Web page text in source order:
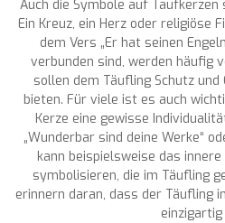
Auch die Symbole auf
Ein Kreuz, ein Herz oder religiöse
dem Vers „Er hat seinen
verbunden sind, werden häufig
sollen dem Täufling Schutz und
bieten. Für viele ist es auch
Kerze eine gewisse
„Wunderbar sind deine Werke“
kann beispielsweise das
symbolisieren, die im Täufling
erinnern daran, dass der Täufling